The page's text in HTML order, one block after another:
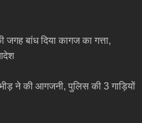
बांध दिया कागज का गत्ता,
ने की आगजनी, पुलिस की 3 गाड़ियों